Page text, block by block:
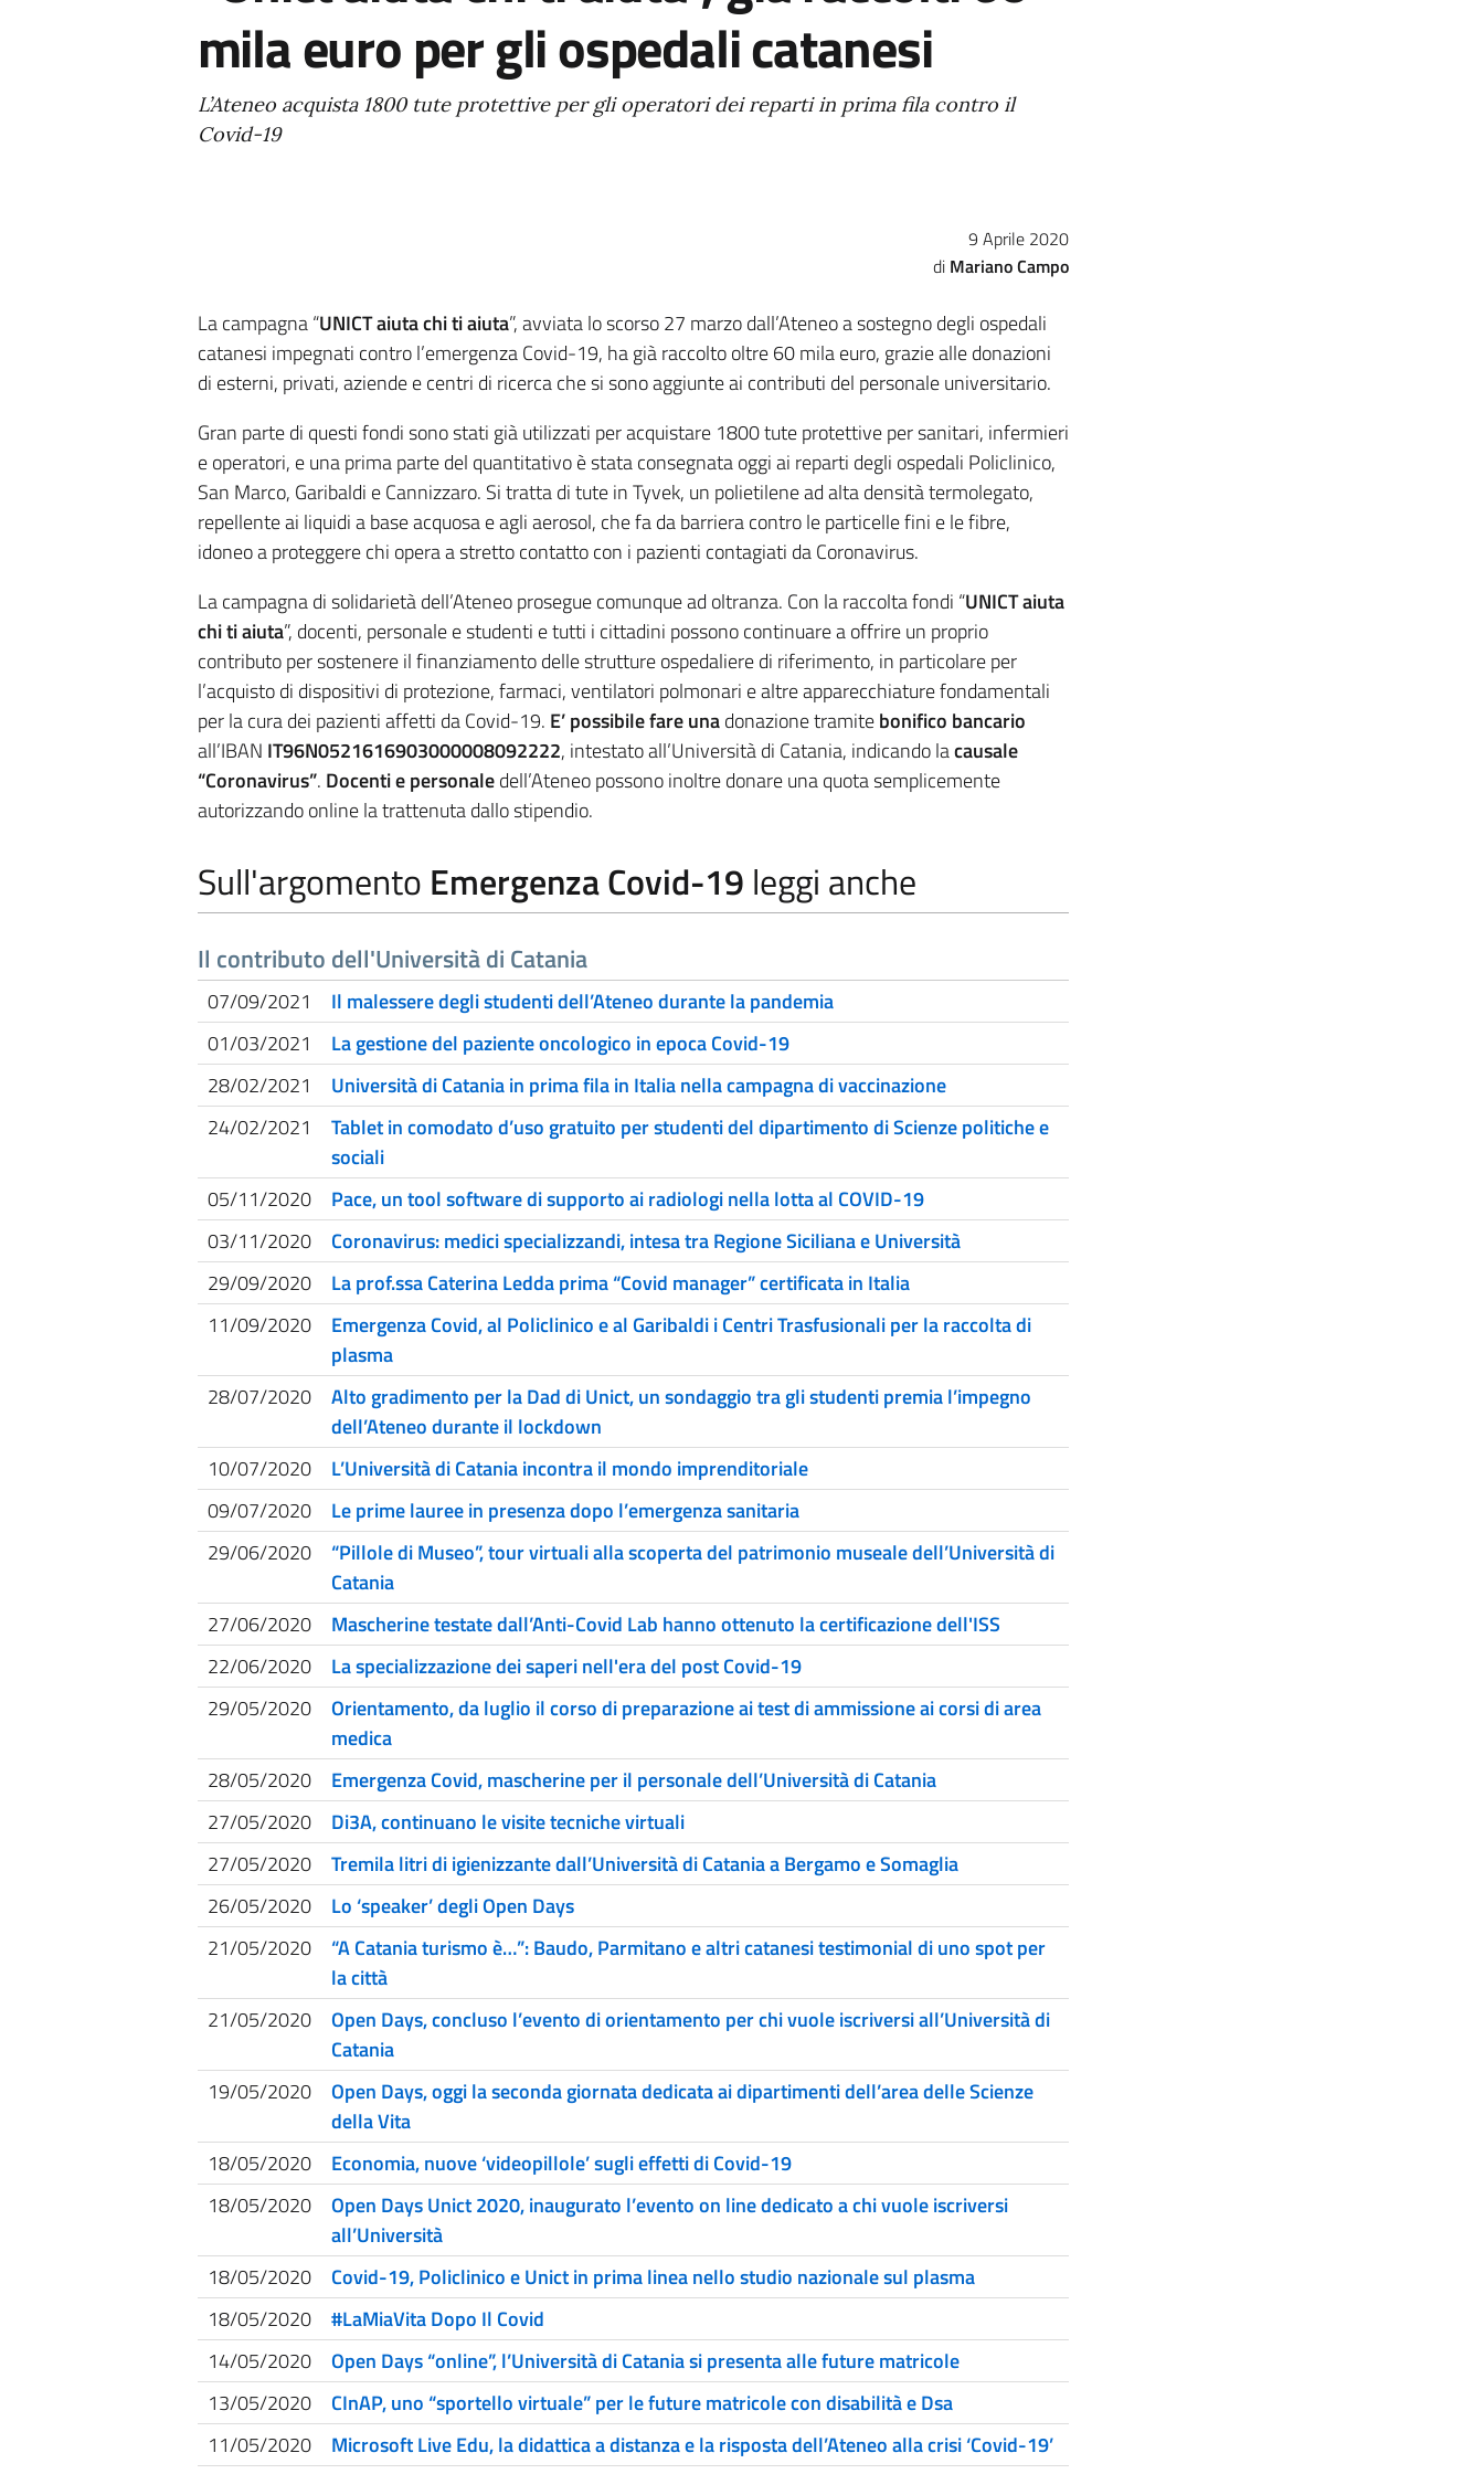
mila euro per gli ospedali catanesi
L’Ateneo acquista 1800 tute protettive per gli operatori dei reparti in prima fila contro il
Covid-19
9 Aprile 2020
Mariano Campo
La campagna “UNICT aiuta chi ti aiuta”, avviata lo scorso 27 marzo dall’Ateneo a sostegno degli ospedali
catanesi impegnati contro l’emergenza Covid-19, ha già raccolto oltre 60 mila euro, grazie alle donazioni
di esterni, privati, aziende e centri di ricerca che si sono aggiunte ai contributi del personale universitario.
Gran parte di questi fondi sono stati già utilizzati per acquistare 1800 tute protettive per sanitari, infermieri
e operatori, e una prima parte del quantitativo è stata consegnata oggi ai reparti degli ospedali Policlinico,
San Marco, Garibaldi e Cannizzaro. Si tratta di tute in Tyvek, un polietilene ad alta densità termolegato,
repellente ai liquidi a base acquosa e agli aerosol, che fa da barriera contro le particelle fini e le fibre,
idoneo a proteggere chi opera a stretto contatto con i pazienti contagiati da Coronavirus.
La campagna di solidarietà dell’Ateneo prosegue comunque ad oltranza. Con la raccolta fondi “UNICT aiuta
chi ti aiuta”, docenti, personale e studenti e tutti i cittadini possono continuare a offrire un proprio
contributo per sostenere il finanziamento delle strutture ospedaliere di riferimento, in particolare per
l’acquisto di dispositivi di protezione, farmaci, ventilatori polmonari e altre apparecchiature fondamentali
per la cura dei pazienti affetti da Covid-19. E’ possibile fare unadonazione tramitebonifico bancario
all’IBAN IT96N0521616903000008092222, intestato all’Università di Catania, indicando lacausale
“Coronavirus”. Docenti e personaledell’Ateneo possono inoltre donare una quota semplicemente
autorizzando online la trattenuta dallo stipendio.
Sull'argomento Emergenza Covid-19 leggi anche
Il contributo dell'Università di Catania
07/09/2021
Il malessere degli studenti dell’Ateneo durante la pandemia
01/03/2021
La gestione del paziente oncologico in epoca Covid-19
28/02/2021
Università di Catania in prima fila in Italia nella campagna di vaccinazione
24/02/2021
Tablet in comodato d’uso gratuito per studenti del dipartimento di Scienze politiche e
sociali
05/11/2020
Pace, un tool software di supporto ai radiologi nella lotta al COVID-19
03/11/2020
Coronavirus: medici specializzandi, intesa tra Regione Siciliana e Università
29/09/2020
La prof.ssa Caterina Ledda prima “Covid manager” certificata in Italia
11/09/2020
Emergenza Covid, al Policlinico e al Garibaldi i Centri Trasfusionali per la raccolta di
plasma
28/07/2020
Alto gradimento per la Dad di Unict, un sondaggio tra gli studenti premia l’impegno
dell’Ateneo durante il lockdown
10/07/2020
L’Università di Catania incontra il mondo imprenditoriale
09/07/2020
Le prime lauree in presenza dopo l’emergenza sanitaria
29/06/2020
“Pillole di Museo”, tour virtuali alla scoperta del patrimonio museale dell’Università di
Catania
27/06/2020
Mascherine testate dall’Anti-Covid Lab hanno ottenuto la certificazione dell'ISS
22/06/2020
La specializzazione dei saperi nell'era del post Covid-19
29/05/2020
Orientamento, da luglio il corso di preparazione ai test di ammissione ai corsi di area
medica
28/05/2020
Emergenza Covid, mascherine per il personale dell’Università di Catania
27/05/2020
Di3A, continuano le visite tecniche virtuali
27/05/2020
Tremila litri di igienizzante dall’Università di Catania a Bergamo e Somaglia
26/05/2020
Lo ‘speaker’ degli Open Days
21/05/2020
“A Catania turismo è…”: Baudo, Parmitano e altri catanesi testimonial di uno spot per
la città
21/05/2020
Open Days, concluso l’evento di orientamento per chi vuole iscriversi all’Università di
Catania
19/05/2020
Open Days, oggi la seconda giornata dedicata ai dipartimenti dell’area delle Scienze
della Vita
18/05/2020
Economia, nuove ‘videopillole’ sugli effetti di Covid-19
18/05/2020
Open Days Unict 2020, inaugurato l’evento on line dedicato a chi vuole iscriversi
all’Università
18/05/2020
Covid-19, Policlinico e Unict in prima linea nello studio nazionale sul plasma
18/05/2020
#LaMiaVita Dopo Il Covid
14/05/2020
Open Days “online”, l’Università di Catania si presenta alle future matricole
13/05/2020
CInAP, uno “sportello virtuale” per le future matricole con disabilità e Dsa
11/05/2020
Microsoft Live Edu, la didattica a distanza e la risposta dell’Ateneo alla crisi ‘Covid-19’